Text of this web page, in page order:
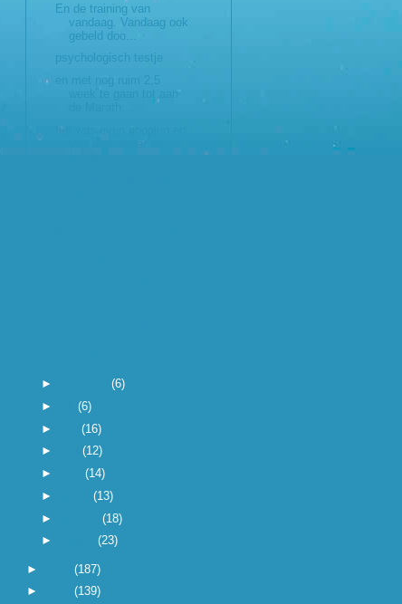
En de training van
vandaag. Vandaag ook
gebeld doo...
psychologisch testje
week te gaan tot aan
►
(6)
►
(6)
►
(16)
►
(12)
►
(14)
►
(13)
►
(18)
►
(23)
►
(187)
►
(139)